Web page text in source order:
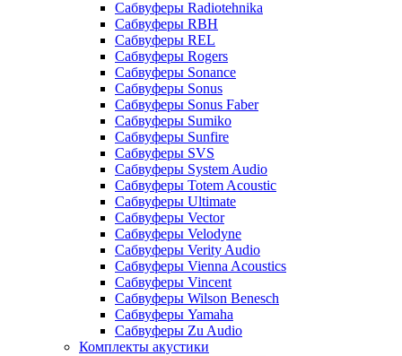
Сабвуферы Radiotehnika
Сабвуферы RBH
Сабвуферы REL
Сабвуферы Rogers
Сабвуферы Sonance
Сабвуферы Sonus
Сабвуферы Sonus Faber
Сабвуферы Sumiko
Сабвуферы Sunfire
Сабвуферы SVS
Сабвуферы System Audio
Сабвуферы Totem Acoustic
Сабвуферы Ultimate
Сабвуферы Vector
Сабвуферы Velodyne
Сабвуферы Verity Audio
Сабвуферы Vienna Acoustics
Сабвуферы Vincent
Сабвуферы Wilson Benesch
Сабвуферы Yamaha
Сабвуферы Zu Audio
Комплекты акустики